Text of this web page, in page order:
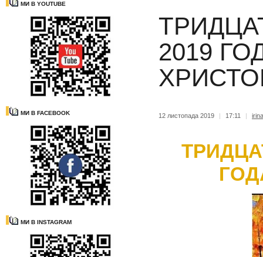
МИ В YOUTUBE
МИ В FACEBOOK
МИ В INSTAGRAM
2019
12 листопада 2019 | 17:11 | irina